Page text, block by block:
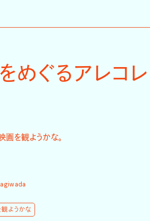
めぐるアレコ
画を観ようかな。
ようかな